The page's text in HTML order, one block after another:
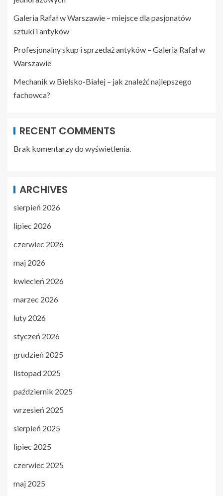
Galeria Rafał w Warszawie – miejsce dla pasjonatów
sztuki i antyków
Profesjonalny skup i sprzedaż antyków – Galeria Rafał w
Warszawie
Mechanik w Bielsko-Białej – jak znaleźć najlepszego
fachowca?
RECENT COMMENTS
Brak komentarzy do wyświetlenia.
ARCHIVES
sierpień 2026
lipiec 2026
czerwiec 2026
maj 2026
kwiecień 2026
marzec 2026
luty 2026
styczeń 2026
grudzień 2025
listopad 2025
październik 2025
wrzesień 2025
sierpień 2025
lipiec 2025
czerwiec 2025
maj 2025